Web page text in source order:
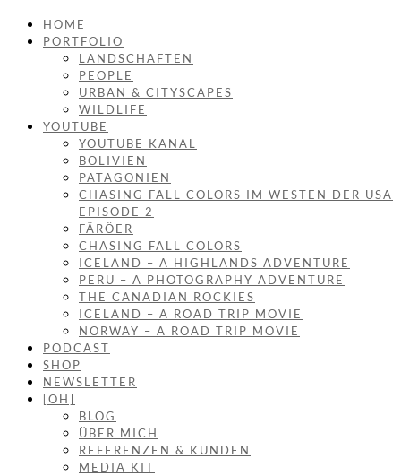
HOME
PORTFOLIO
LANDSCHAFTEN
PEOPLE
URBAN & CITYSCAPES
WILDLIFE
YOUTUBE
YOUTUBE KANAL
BOLIVIEN
PATAGONIEN
CHASING FALL COLORS IM WESTEN DER USA
EPISODE 2
FÄRÖER
CHASING FALL COLORS
ICELAND – A HIGHLANDS ADVENTURE
PERU – A PHOTOGRAPHY ADVENTURE
THE CANADIAN ROCKIES
ICELAND – A ROAD TRIP MOVIE
NORWAY – A ROAD TRIP MOVIE
PODCAST
SHOP
NEWSLETTER
[OH]
BLOG
ÜBER MICH
REFERENZEN & KUNDEN
MEDIA KIT